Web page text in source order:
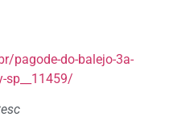
pagode-do-balejo-3a-
sp__11459/